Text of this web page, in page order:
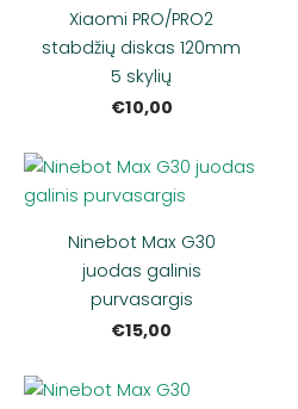
Xiaomi PRO/PRO2
stabdžių diskas 120mm
5 skylių
€10,00
Ninebot Max G30
juodas galinis
purvasargis
€15,00